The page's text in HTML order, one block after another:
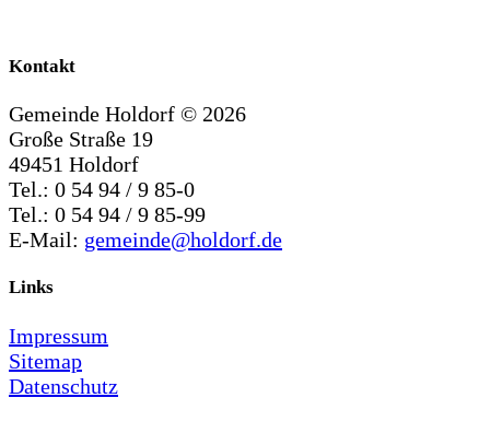
Kontakt
Gemeinde Holdorf © 2026
Große Straße 19
49451 Holdorf
Tel.: 0 54 94 / 9 85-0
Tel.: 0 54 94 / 9 85-99
E-Mail: gemeinde@holdorf.de
Links
Impressum
Sitemap
Datenschutz